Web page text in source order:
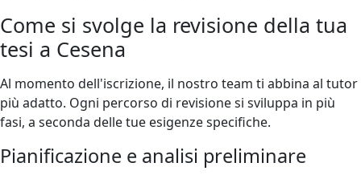
Come si svolge la revisione della tua
tesi a Cesena
Al momento dell'iscrizione, il nostro team ti abbina al tutor
più adatto. Ogni percorso di revisione si sviluppa in più
fasi, a seconda delle tue esigenze specifiche.
Pianificazione e analisi preliminare